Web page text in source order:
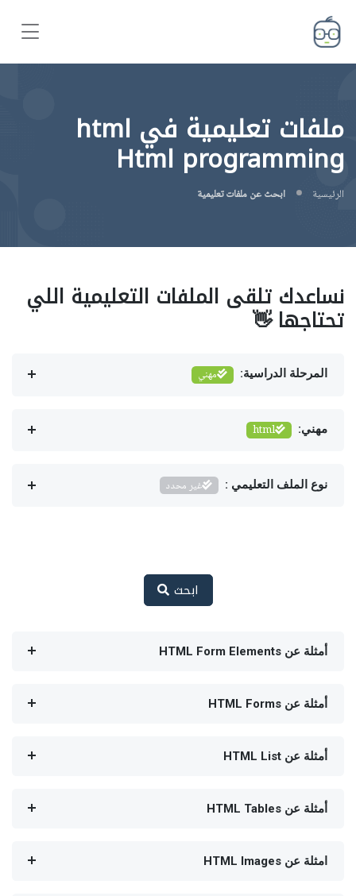
ملفات تعليمية في html
Html programming
الرئيسية ابحث عن ملفات تعليمية
نساعدك تلقى الملفات التعليمية اللي
تحتاجها 👋
المرحلة الدراسية: مهني
مهني: html
نوع الملف التعليمي : غير محدد
ابحث
أمثلة عن HTML Form Elements
أمثلة عن HTML Forms
أمثلة عن HTML List
أمثلة عن HTML Tables
امثلة عن HTML Images